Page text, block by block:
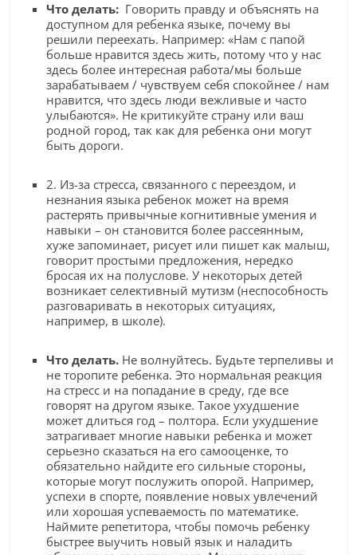
Что делать: Говорить правду и объяснять на
доступном для ребенка языке, почему вы
решили переехать. Например: «Нам с папой
больше нравится здесь жить, потому что у нас
здесь более интересная работа/мы больше
зарабатываем / чувствуем себя спокойнее / нам
нравится, что здесь люди вежливые и часто
улыбаются». Не критикуйте страну или ваш
родной город, так как для ребенка они могут
быть дороги.
2. Из-за стресса, связанного с переездом, и
незнания языка ребенок может на время
растерять привычные когнитивные умения и
навыки – он становится более рассеянным,
хуже запоминает, рисует или пишет как малыш,
говорит простыми предложения, нередко
бросая их на полуслове. У некоторых детей
возникает селективный мутизм (неспособность
разговаривать в некоторых ситуациях,
например, в школе).
Что делать. Не волнуйтесь. Будьте терпеливы и
не торопите ребенка. Это нормальная реакция
на стресс и на попадание в среду, где все
говорят на другом языке. Такое ухудшение
может длиться год – полтора. Если ухудшение
затрагивает многие навыки ребенка и может
серьезно сказаться на его самооценке, то
обязательно найдите его сильные стороны,
которые могут послужить опорой. Например,
успехи в спорте, появление новых увлечений
или хорошая успеваемость по математике.
Наймите репетитора, чтобы помочь ребенку
быстрее выучить новый язык и наладить